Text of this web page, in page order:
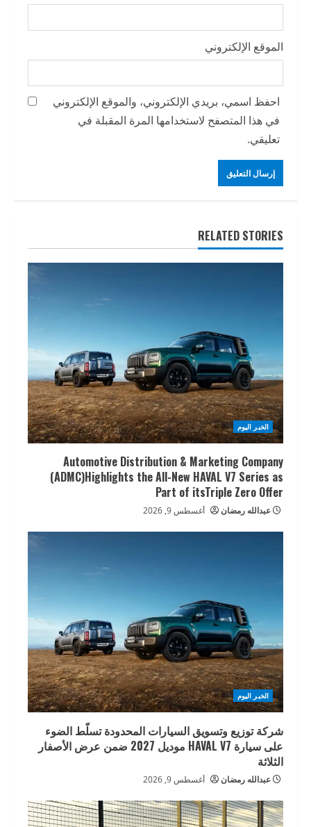
الموقع الإلكتروني
احفظ اسمي، بريدي الإلكتروني، والموقع الإلكتروني
في هذا المتصفح لاستخدامها المرة المقبلة في
تعليقي.
RELATED STORIES
الخبر اليوم
Automotive Distribution & Marketing Company
(ADMC)Highlights the All-New HAVAL V7 Series as
Part of itsTriple Zero Offer
عبدالله رمضان أغسطس 9, 2026
الخبر اليوم
شركة توزيع وتسويق السيارات المحدودة تسلّط الضوء
على سيارة HAVAL V7 موديل 2027 ضمن عرض الأصفار
الثلاثة
عبدالله رمضان أغسطس 9, 2026